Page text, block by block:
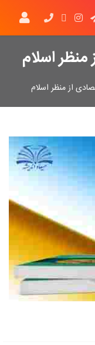
منظر اسلام
از منظر اسلام